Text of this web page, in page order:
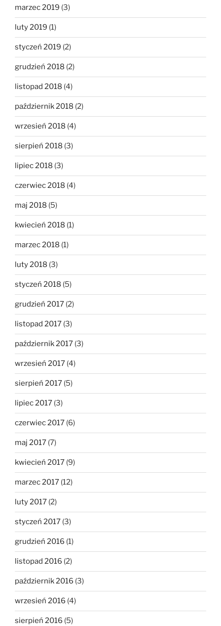
marzec 2019 (3)
luty 2019 (1)
styczeń 2019 (2)
grudzień 2018 (2)
listopad 2018 (4)
październik 2018 (2)
wrzesień 2018 (4)
sierpień 2018 (3)
lipiec 2018 (3)
czerwiec 2018 (4)
maj 2018 (5)
kwiecień 2018 (1)
marzec 2018 (1)
luty 2018 (3)
styczeń 2018 (5)
grudzień 2017 (2)
listopad 2017 (3)
październik 2017 (3)
wrzesień 2017 (4)
sierpień 2017 (5)
lipiec 2017 (3)
czerwiec 2017 (6)
maj 2017 (7)
kwiecień 2017 (9)
marzec 2017 (12)
luty 2017 (2)
styczeń 2017 (3)
grudzień 2016 (1)
listopad 2016 (2)
październik 2016 (3)
wrzesień 2016 (4)
sierpień 2016 (5)